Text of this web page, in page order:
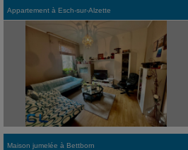
Appartement à Esch-sur-Alzette
Maison jumelée à Bettborn